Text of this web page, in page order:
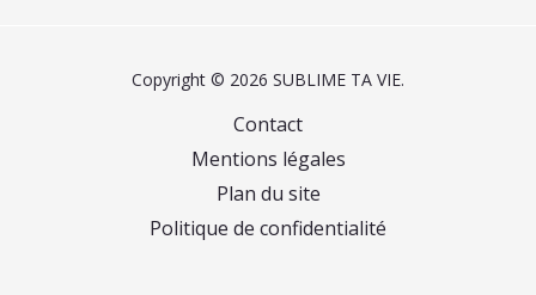
Copyright © 2026 SUBLIME TA VIE.
Contact
Mentions légales
Plan du site
Politique de confidentialité